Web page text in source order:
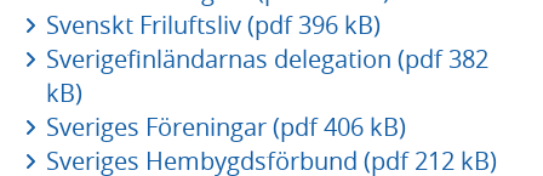
Svenskt Friluftsliv (pdf 396 kB)
Sverigefinländarnas delegation (pdf 382
kB)
Sveriges Föreningar (pdf 406 kB)
Sveriges Hembygdsförbund (pdf 212 kB)